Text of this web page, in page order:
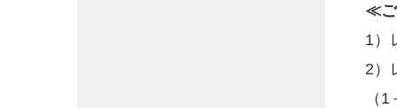
≪ご
1）
2）
（